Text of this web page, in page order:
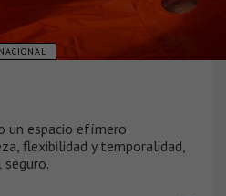
un espacio efímero
flexibilidad y temporalidad,